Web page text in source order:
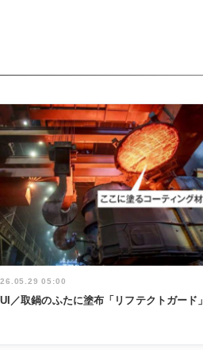
05:00
／取鍋のふたに塗布「リフテクトガード」